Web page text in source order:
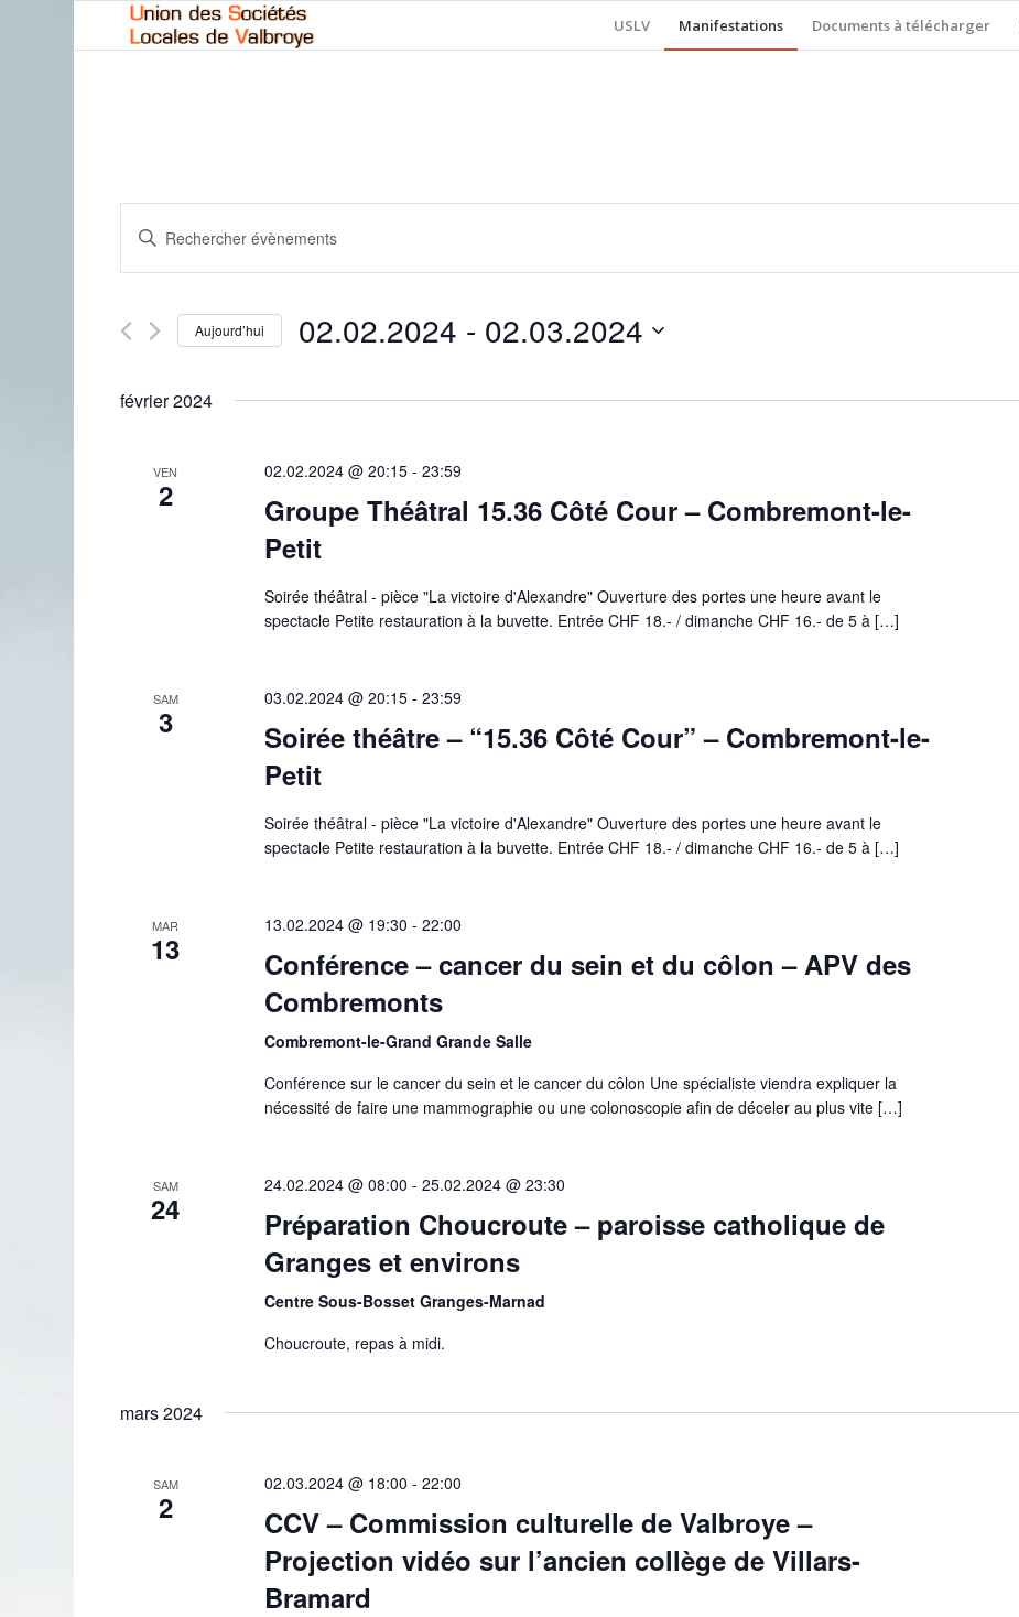
USLV Manifestations Documents à télécharger
Recherche
et
navigation
de
vues
Évènements
Saisir
mot-
clé.
Évènements
par
Aujourd’hui 02.02.2024 - 02.03.2024
février 2024
VEN
2
02.02.2024 @ 20:15- 23:59
Groupe Théâtral 15.36 Côté Cour – Combremont-le-
Petit
Soirée théâtral - pièce "La victoire d'Alexandre" Ouverture des portes une heure avant le
spectacle Petite restauration à la buvette. Entrée CHF 18.- / dimanche CHF 16.- de 5 à […]
SAM
3
03.02.2024 @ 20:15- 23:59
Soirée théâtre – “15.36 Côté Cour” – Combremont-le-
Petit
Soirée théâtral - pièce "La victoire d'Alexandre" Ouverture des portes une heure avant le
spectacle Petite restauration à la buvette. Entrée CHF 18.- / dimanche CHF 16.- de 5 à […]
MAR
13
13.02.2024 @ 19:30 - 22:00
Conférence – cancer du sein et du côlon – APV des
Combremonts
Combremont-le-Grand Grande Salle
Conférence sur le cancer du sein et le cancer du côlon Une spécialiste viendra expliquer la
nécessité de faire une mammographie ou une colonoscopie afin de déceler au plus vite […]
SAM
24
24.02.2024 @ 08:00 - 25.02.2024 @ 23:30
Préparation Choucroute – paroisse catholique de
Granges et environs
Centre Sous-Bosset Granges-Marnad
Choucroute, repas à midi.
mars 2024
SAM
2
02.03.2024 @ 18:00 - 22:00
CCV – Commission culturelle de Valbroye –
Projection vidéo sur l’ancien collège de Villars-
Bramard